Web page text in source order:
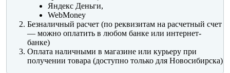
Яндекс Деньги,
WebMoney
Безналичный расчет (по реквизитам на расчетный счет
— можно оплатить в любом банке или интернет-
банке)
Оплата наличными в магазине или курьеру при
получении товара (доступно только для Новосибирска)